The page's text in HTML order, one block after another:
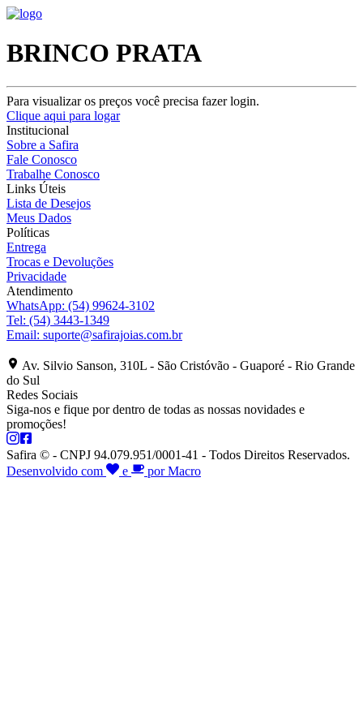
BRINCO PRATA
Para visualizar os preços você precisa fazer login.
Clique aqui para logar
Institucional
Sobre a Safira
Fale Conosco
Trabalhe Conosco
Links Úteis
Lista de Desejos
Meus Dados
Políticas
Entrega
Trocas e Devoluções
Privacidade
Atendimento
WhatsApp: (54) 99624-3102
Tel: (54) 3443-1349
Email: suporte@safirajoias.com.br
Av. Silvio Sanson, 310L - São Cristóvão - Guaporé - Rio Grande
do Sul
Redes Sociais
Siga-nos e fique por dentro de todas as nossas novidades e
promoções!
Safira © - CNPJ 94.079.951/0001-41 - Todos Direitos Reservados.
Desenvolvido com
e por Macro